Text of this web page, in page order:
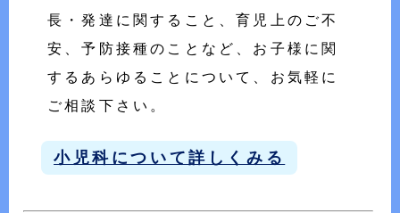
長・発達に関すること、育児上のご不
安、予防接種のことなど、お子様に関
するあらゆることについて、お気軽に
ご相談下さい。
小児科について詳しくみる